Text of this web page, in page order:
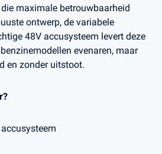
maximale betrouwbaarheid
ontwerp, de variabele
48V accusysteem levert deze
evenaren, maar
en zonder uitstoot.